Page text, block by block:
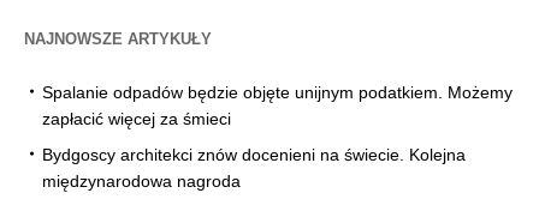
NAJNOWSZE ARTYKUŁY
Spalanie odpadów będzie objęte unijnym podatkiem. Możemy
zapłacić więcej za śmieci
Bydgoscy architekci znów docenieni na świecie. Kolejna
międzynarodowa nagroda